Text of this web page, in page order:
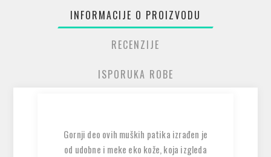
INFORMACIJE O PROIZVODU
RECENZIJE
ISPORUKA ROBE
Gornji deo ovih muških patika izrađen je
od udobne i meke eko kože, koja izgleda